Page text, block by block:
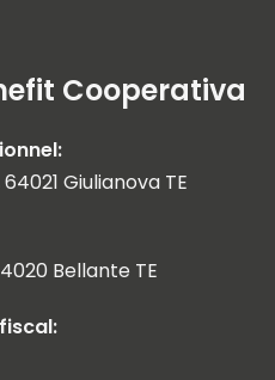
Cooperativa
Giulianova TE
Bellante TE